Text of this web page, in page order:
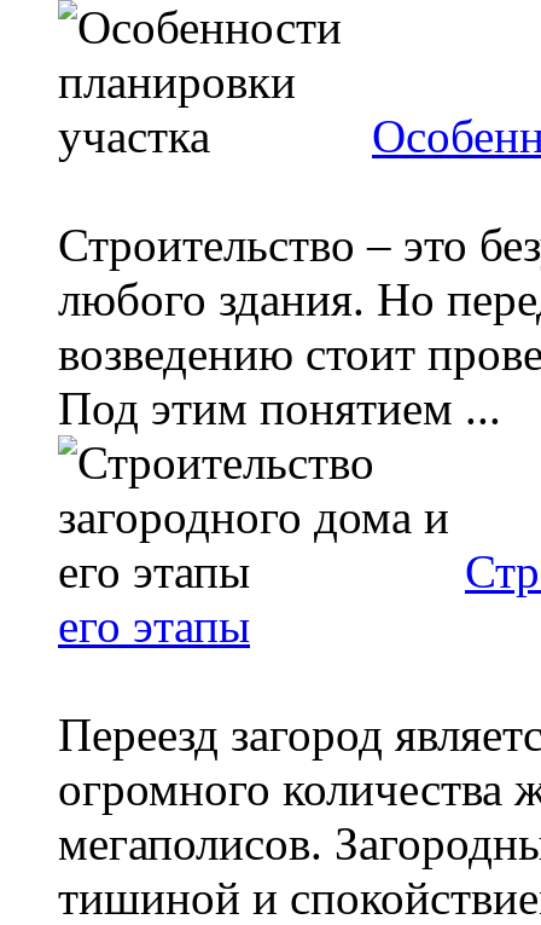
Строительство – это
любого здания. Но
возведению стоит
Под этим понятием ...
его этапы
Переезд загород
огромного количества
мегаполисов.
тишиной и